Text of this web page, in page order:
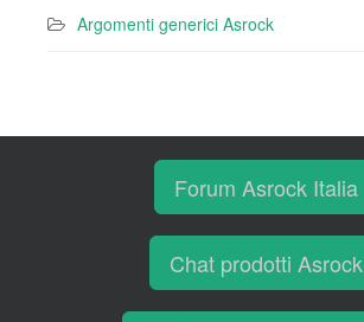
Argomenti generici Asrock
Forum Asrock Italia
Chat prodotti Asrock